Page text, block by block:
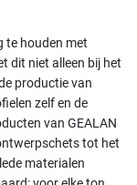
te houden met
dit niet alleen bij het
productie van
zelf en de
van GEALAN
tot het
materialen